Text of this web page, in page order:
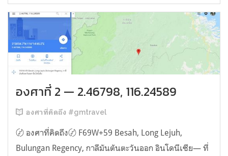
องศาที่ 2 — 2.46798, 116.24589
องศาที่คิดถึง #gmtravel
〄 องศาที่คิดถึง〄 F69W+59 Besah, Long Lejuh,
Bulungan Regency, กาลีมันตันตะวันออก อินโดนีเซีย— ที่